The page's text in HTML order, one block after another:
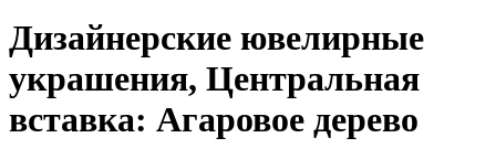
Дизайнерские ювелирные
украшения, Центральная
вставка: Агаровое дерево